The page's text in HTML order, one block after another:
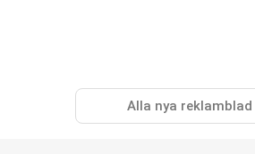
Alla nya reklamblad